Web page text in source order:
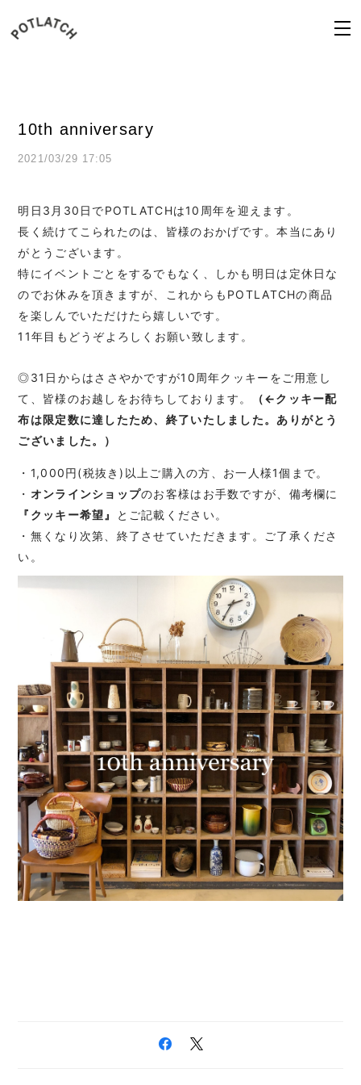
10th anniversary
2021/03/29 17:05
明日3月30日でPOTLATCHは10周年を迎えます。
長く続けてこられたのは、皆様のおかげです。本当にあり
がとうございます。
特にイベントごとをするでもなく、しかも明日は定休日な
のでお休みを頂きますが、これからもPOTLATCHの商品
を楽しんでいただけたら嬉しいです。
11年目もどうぞよろしくお願い致します。
◎31日からはささやかですが10周年クッキーをご用意し
て、皆様のお越しをお待ちしております。
（←クッキー配
布は限定数に達したため、終了いたしました。ありがとう
ございました。）
・1,000円(税抜き)以上ご購入の方、お一人様1個まで。
・ オンラインショップのお客様はお手数ですが、備考欄に
『クッキー希望』
とご記載ください。
・無くなり次第、終了させていただきます。ご了承くださ
い。